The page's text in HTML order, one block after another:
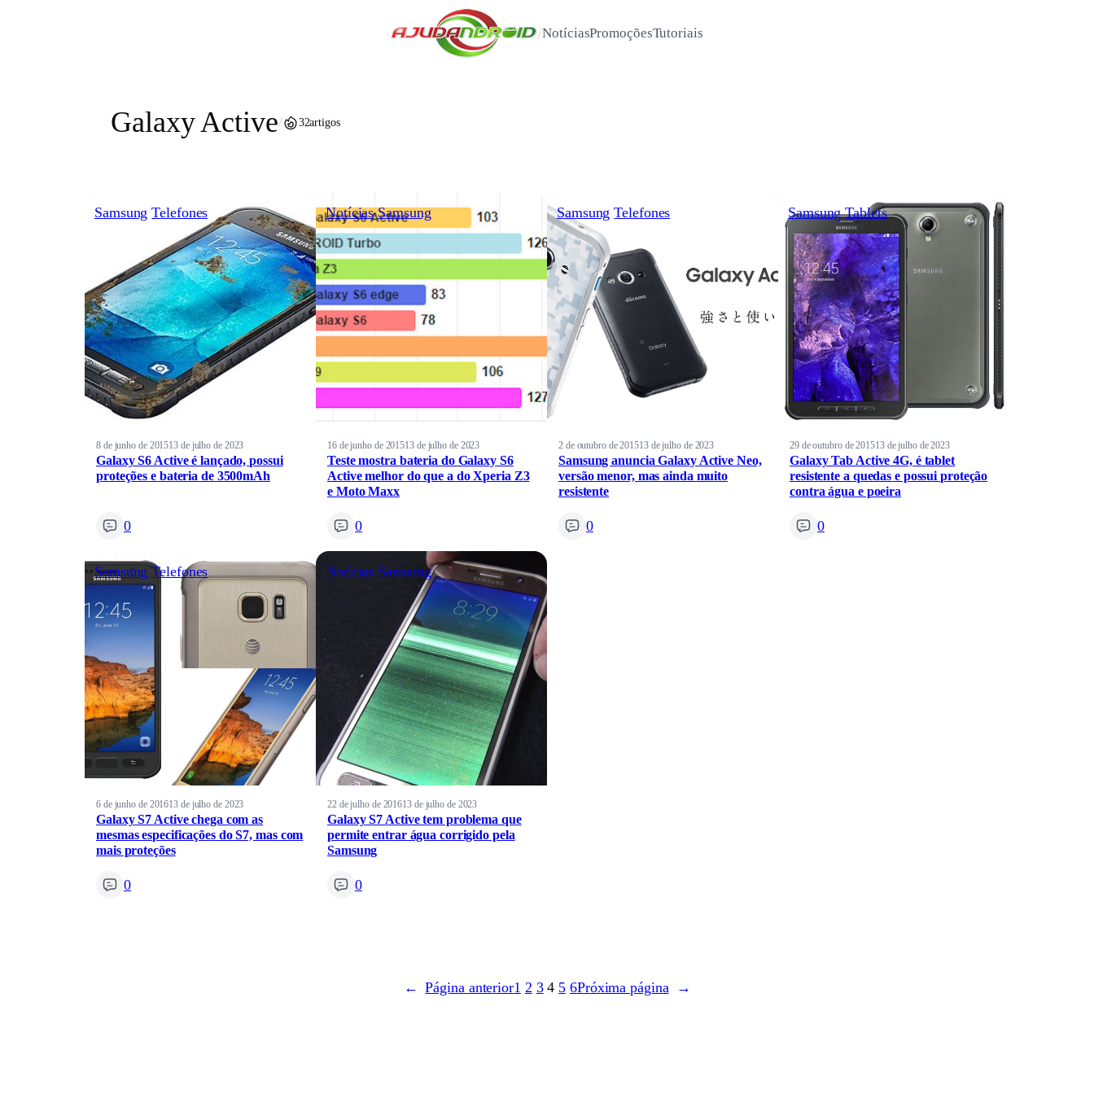
/NotíciasPromoçõesTutoriais
Galaxy Active/ 32artigos
Samsung Telefones
8 de junho de 201513 de julho de 2023
Galaxy S6 Active é lançado, possui
proteções e bateria de 3500mAh
0
Notícias Samsung
16 de junho de 201513 de julho de 2023
Teste mostra bateria do Galaxy S6
Active melhor do que a do Xperia Z3
e Moto Maxx
0
Samsung Telefones
2 de outubro de 201513 de julho de 2023
Samsung anuncia Galaxy Active Neo,
versão menor, mas ainda muito
resistente
0
Samsung Tablets
29 de outubro de 201513 de julho de 2023
Galaxy Tab Active 4G, é tablet
resistente a quedas e possui proteção
contra água e poeira
0
Samsung Telefones
6 de junho de 201613 de julho de 2023
Galaxy S7 Active chega com as
mesmas especificações do S7, mas com
mais proteções
0
Notícias Samsung
22 de julho de 201613 de julho de 2023
Galaxy S7 Active tem problema que
permite entrar água corrigido pela
Samsung
0
← Página anterior1 2 3 4 5 6Próxima página →